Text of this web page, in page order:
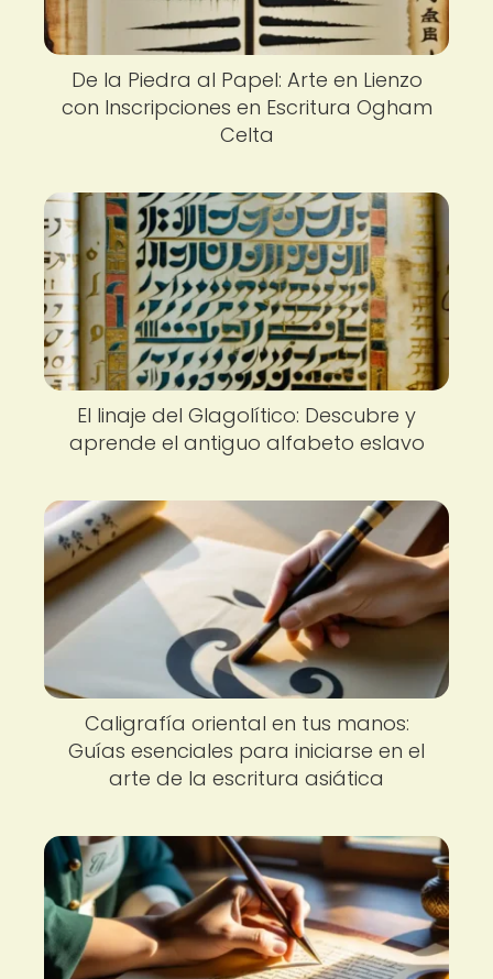
De la Piedra al Papel: Arte en Lienzo
con Inscripciones en Escritura Ogham
Celta
El linaje del Glagolítico: Descubre y
aprende el antiguo alfabeto eslavo
Caligrafía oriental en tus manos:
Guías esenciales para iniciarse en el
arte de la escritura asiática